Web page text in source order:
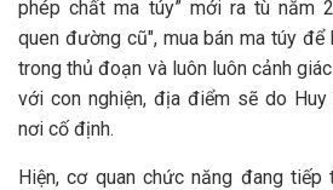
phép chất ma túy” mới ra tù năm
quen đường cũ", mua bán ma túy
trong thủ đoạn và luôn luôn cảnh
với con nghiện, địa điểm sẽ do
nơi cố định.
Hiện, cơ quan chức năng đang